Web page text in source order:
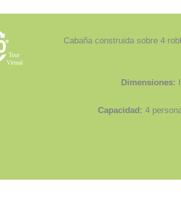
Tour
Virtual
Cabaña construida sobre 4
Dimensiones:
Capacidad: 4